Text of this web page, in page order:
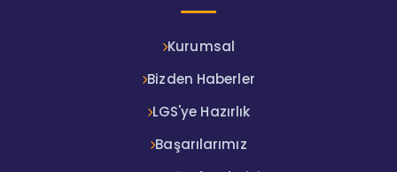
Kurumsal
Bizden Haberler
LGS'ye Hazırlık
Başarılarımız